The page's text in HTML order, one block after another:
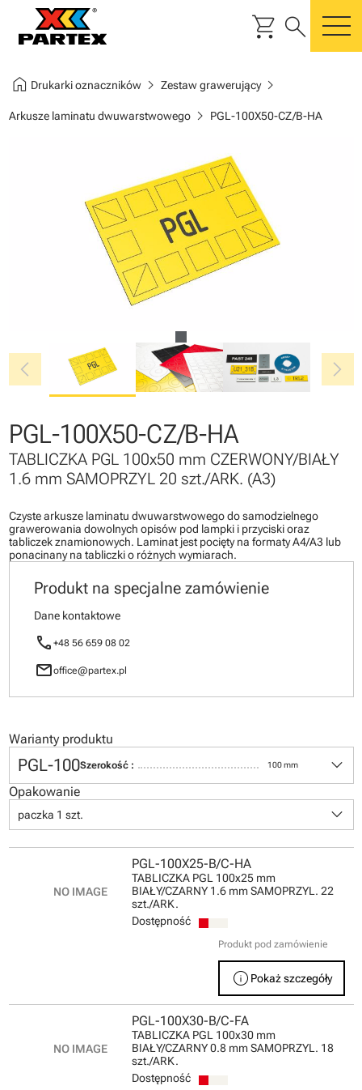
shopping_cart search
home Drukarki oznacznikówchevron_right Zestaw grawerującychevron_right
Arkusze laminatu dwuwarstwowegochevron_right PGL-100X50-CZ/B-HA
chevron_left chevron_right
PGL-100X50-CZ/B-HA
TABLICZKA PGL 100x50 mm CZERWONY/BIAŁY
1.6 mm SAMOPRZYL 20 szt./ARK. (A3)
Czyste arkusze laminatu dwuwarstwowego do samodzielnego
grawerowania dowolnych opisów pod lampki i przyciski oraz
tabliczek znamionowych. Laminat jest pocięty na formaty A4/A3 lub
ponacinany na tabliczki o różnych wymiarach.
Produkt na specjalne zamówienie
Dane kontaktowe
call +48 56 659 08 02
mailoffice@partex.pl
Warianty produktu
PGL-100Szerokość : 100 mm keyboard_arrow_down
Opakowanie
paczka 1 szt. keyboard_arrow_down
PGL-100X25-B/C-HA
TABLICZKA PGL 100x25 mm
BIAŁY/CZARNY 1.6 mm SAMOPRZYL. 22
szt./ARK.
Dostępność
Produkt pod zamówienie
info Pokaż szczegóły
PGL-100X30-B/C-FA
TABLICZKA PGL 100x30 mm
BIAŁY/CZARNY 0.8 mm SAMOPRZYL. 18
szt./ARK.
Dostępność